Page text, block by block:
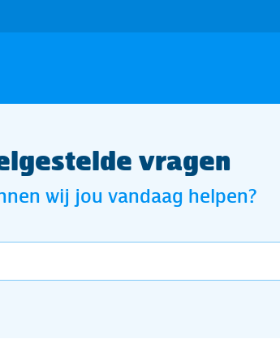
vragen
wij jou vandaag helpen?